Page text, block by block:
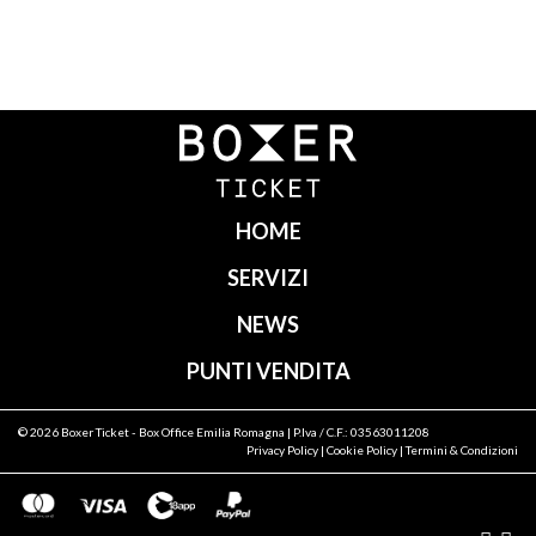
Navigazione
HOME
SERVIZI
NEWS
PUNTI VENDITA
© 2026 Boxer Ticket- Box Office Emilia Romagna | P.Iva / C.F.: 03563011208
Privacy Policy | Cookie Policy |Termini & Condizioni